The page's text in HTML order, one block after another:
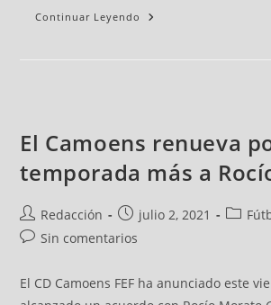
Continuar Leyendo
El Camoens renueva
temporada más a
Redacción julio 2, 2021
Sin comentarios
El CD Camoens FEF ha anunciado este